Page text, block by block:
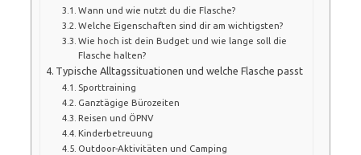
Wann und wie nutzt du die Flasche?
Welche Eigenschaften sind dir am wichtigsten?
Wie hoch ist dein Budget und wie lange soll die
Flasche halten?
Typische Alltagssituationen und welche Flasche passt
Sporttraining
Ganztägige Bürozeiten
Reisen und ÖPNV
Kinderbetreuung
Outdoor-Aktivitäten und Camping